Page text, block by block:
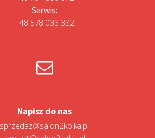
Serwis:
+48 578 033 332
Napisz do nas
sprzedaz@salon2kolka.pl